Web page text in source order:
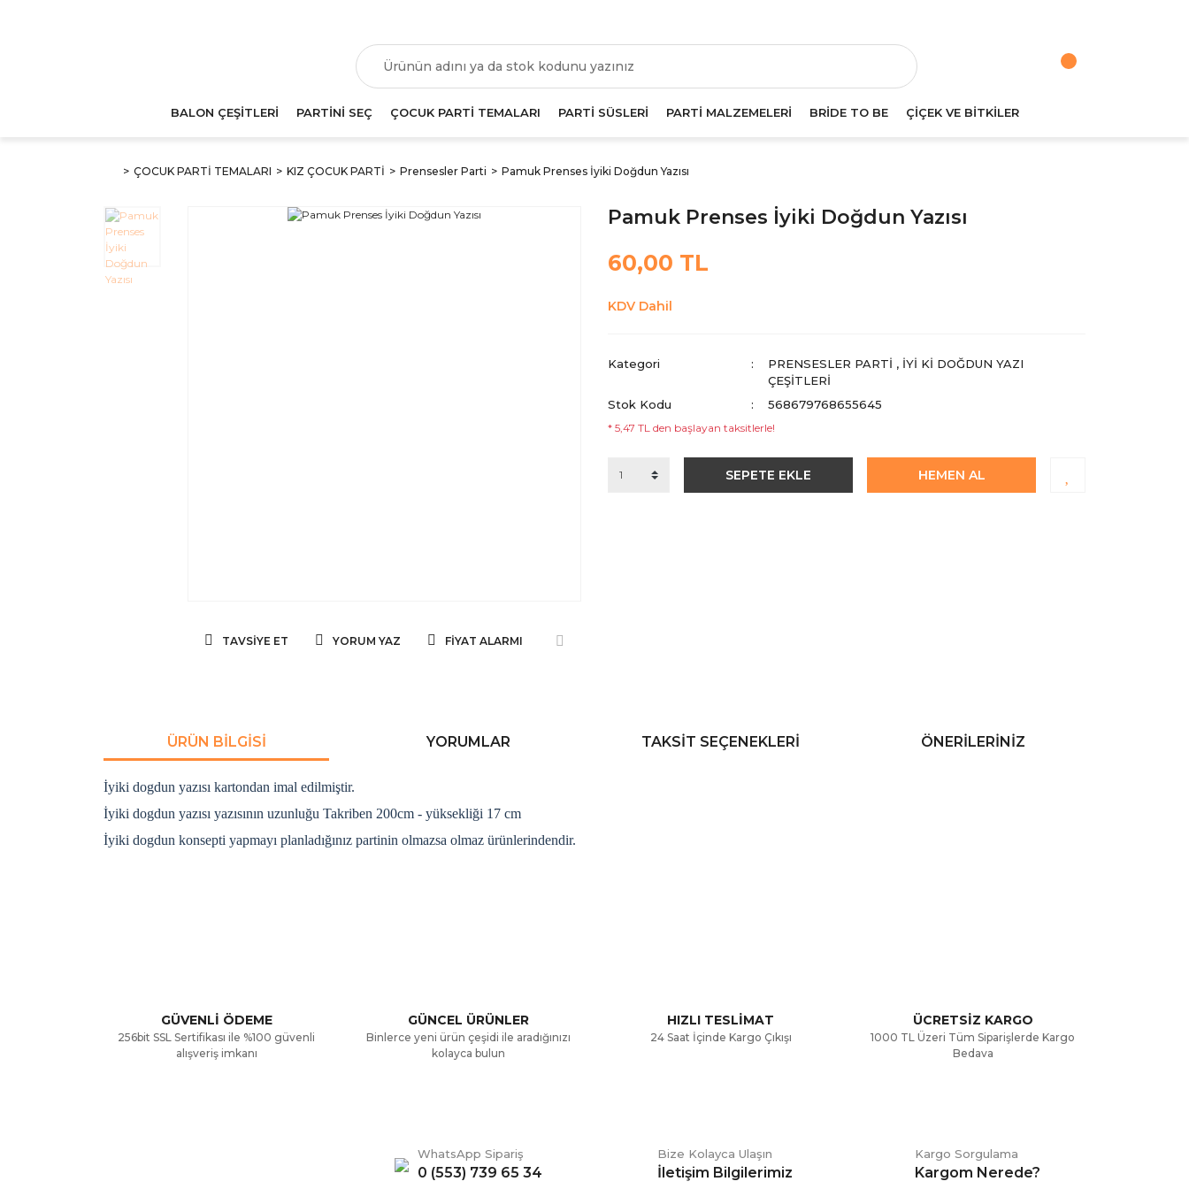
BALON ÇEŞİTLERİ PARTİNİ SEÇ ÇOCUK PARTİ TEMALARI PARTİ SÜSLERİ PARTİ MALZEMELERİ BRİDE TO BE ÇİÇEK VE BİTKİLER
ÇOCUK PARTİ TEMALARI KIZ ÇOCUK PARTİ Prensesler Parti Pamuk Prenses İyiki Doğdun Yazısı
TAVSIYE ET YORUM YAZ FIYAT ALARMI
Pamuk Prenses İyiki Doğdun Yazısı
60,00 TL
KDV Dahil
Kategori PRENSESLER PARTI , İYI KI DOĞDUN YAZI
ÇEŞITLERI
Stok Kodu
568679768655645
* 5,47 TL den başlayan taksitlerle!
SEPETE EKLE HEMEN AL
ÜRÜN BILGISI YORUMLAR TAKSIT SEÇENEKLERI ÖNERILERINIZ
İyiki dogdun yazısı kartondan imal edilmiştir.
İyiki dogdun yazısı yazısının uzunluğu Takriben 200cm - yüksekliği 17 cm
İyiki dogdun konsepti yapmayı planladığınız partinin olmazsa olmaz ürünlerindendir.
Ürün açıklamasında eksik bilgiler bulunuyor.
Ürün bilgilerinde hatalar bulunuyor.
GÜVENLİ ÖDEME
256bit SSL Sertifikası ile %100 güvenli
alışveriş imkanı
GÜNCEL ÜRÜNLER
Binlerce yeni ürün çeşidi ile aradığınızı
kolayca bulun
HIZLI TESLİMAT
24 Saat İçinde Kargo Çıkışı
ÜCRETSİZ KARGO
1000 TL Üzeri Tüm Siparişlerde Kargo
Bedava
WhatsApp Sipariş
0 (553) 739 65 34
Bize Kolayca Ulaşın
İletişim Bilgilerimiz
Kargo Sorgulama
Kargom Nerede?